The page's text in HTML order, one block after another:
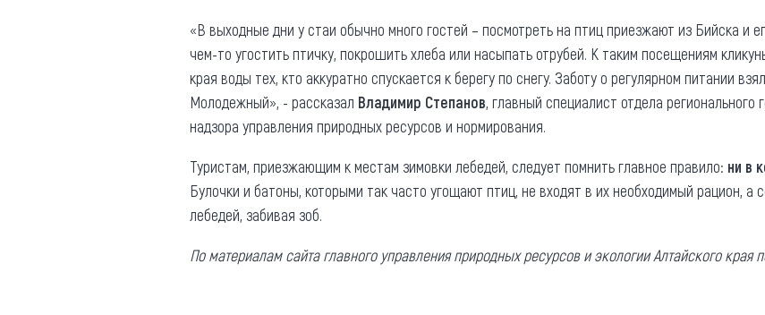
Другие рубрики
Реестр туроператоров
Реестр туристических
агентств Алтайского края
Обращения граждан
Противодействие коррупции
«В выходные дни у стаи обычно много гостей – посмотреть на птиц приезжают из Бийска и
чем-то угостить птичку, покрошить хлеба или насыпать отрубей. К таким посещениям
края воды тех, кто аккуратно спускается к берегу по снегу. Заботу о регулярном питании
Молодежный», - рассказал Владимир Степанов, главный специалист отдела регионального
надзора управления природных ресурсов и нормирования.
Туристам, приезжающим к местам зимовки лебедей, следует помнить главное правило: ни в
Булочки и батоны, которыми так часто угощают птиц, не входят в их необходимый рацион, а
лебедей, забивая зоб.
По материалам сайта главного управления природных ресурсов и экологии Алтайского края